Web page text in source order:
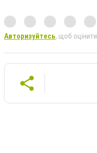
Авторизуйтесь, щоб оцінити